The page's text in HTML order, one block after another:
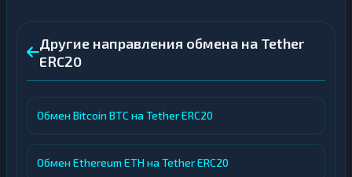
Другие направления обмена на Tether
ERC20
Обмен Bitcoin BTC на Tether ERC20
Обмен Ethereum ETH на Tether ERC20